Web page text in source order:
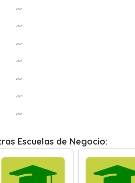
“”
“”
“”
“”
“”
“”
“”
Escuelas de Negocio: